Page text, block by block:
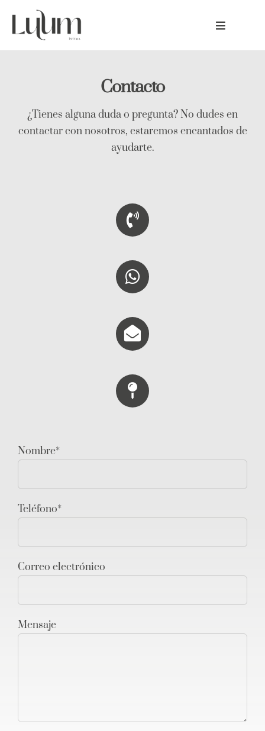
Toggle
Tarifas
Contacto
¿Tienes alguna duda o pregunta? No dudes en
contactar con nosotros, estaremos encantados de
ayudarte.
Nombre*
Teléfono*
Correo electrónico
Mensaje